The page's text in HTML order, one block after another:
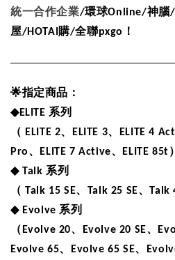
統一合作企業/環球Online/神腦/
屋/HOTAI購/全聯pxgo！
🌟指定商品：
◆ELITE系列
（
ELITE 2、 ELITE 3、 ELITE 4
Pro、 ELITE 7 Active、 ELITE 85t ）
◆Talk系列
（ Talk 15 SE、 Talk 25 SE、Talk
◆Evolve系列
（ Evolve 20、 Evolve 20 SE、
Evolve 65、 Evolve 65 SE、